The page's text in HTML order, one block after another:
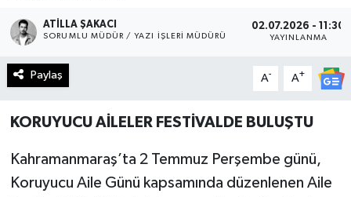
ATILLA ŞAKACI
SORUMLU MÜDÜR / YAZI İŞLERI MÜDÜRÜ
02.07.2026 - 11:30
YAYINLANMA
Paylaş A- A+
KORUYUCU AİLELER FESTİVALDE BULUŞTU
Kahramanmaraş’ta 2 Temmuz Perşembe günü,
Koruyucu Aile Günü kapsamında düzenlenen Aile
Genel
Güncel
Magazin
Son Dakika Haberleri
Haber Arşivi